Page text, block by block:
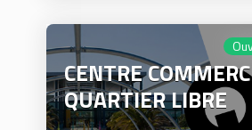
CENTRE
QUARTIER LIBRE